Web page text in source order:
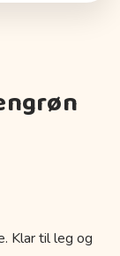
Klar til leg og